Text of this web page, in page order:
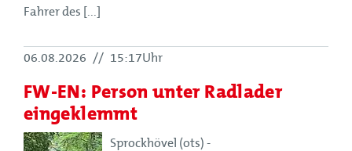
Fahrer des [...]
06.08.2026 // 15:17Uhr
FW-EN: Person unter Radlader
eingeklemmt
Sprockhövel (ots) -